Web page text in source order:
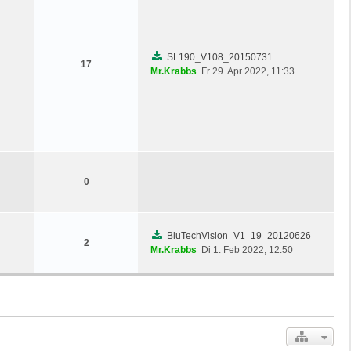
17
SL190_V108_20150731
Mr.Krabbs
Fr 29. Apr 2022, 11:33
0
2
BluTechVision_V1_19_20120626
Mr.Krabbs
Di 1. Feb 2022, 12:50